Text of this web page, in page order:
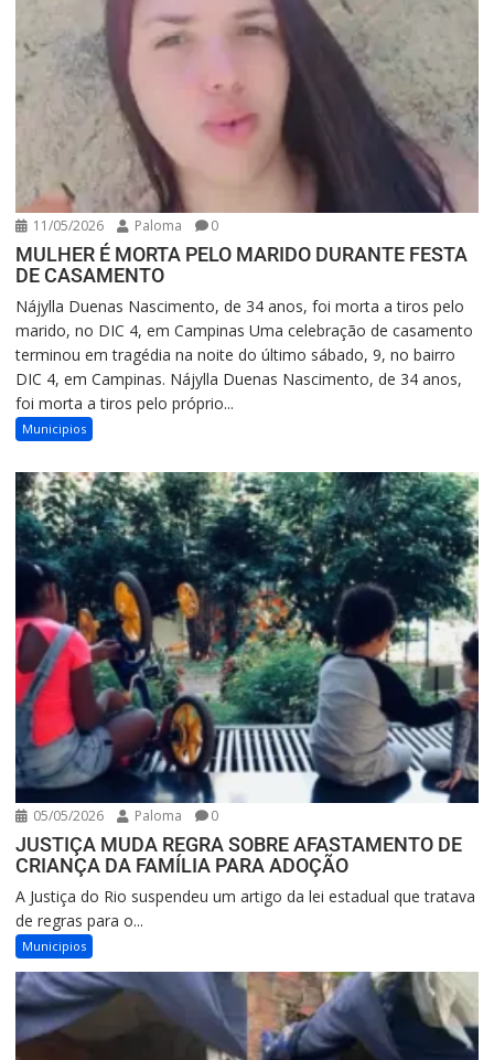
11/05/2026 Paloma 0
MULHER É MORTA PELO MARIDO DURANTE FESTA
DE CASAMENTO
Nájylla Duenas Nascimento, de 34 anos, foi morta a tiros pelo
marido, no DIC 4, em Campinas Uma celebração de casamento
terminou em tragédia na noite do último sábado, 9, no bairro
DIC 4, em Campinas. Nájylla Duenas Nascimento, de 34 anos,
foi morta a tiros pelo próprio...
Municipios
05/05/2026 Paloma 0
JUSTIÇA MUDA REGRA SOBRE AFASTAMENTO DE
CRIANÇA DA FAMÍLIA PARA ADOÇÃO
A Justiça do Rio suspendeu um artigo da lei estadual que tratava
de regras para o...
Municipios